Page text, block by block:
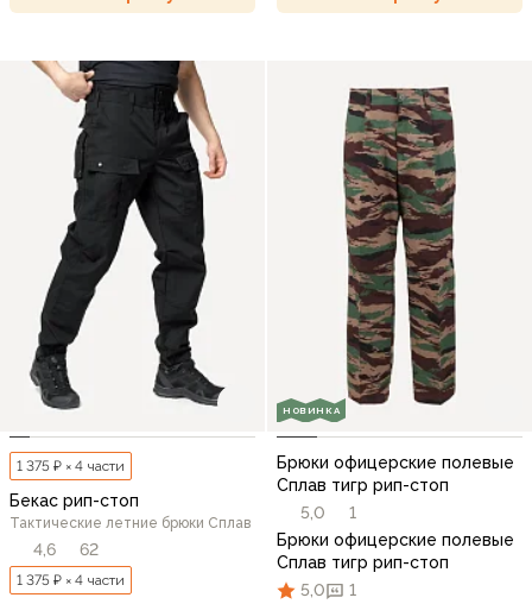
1 375 ₽ × 4 части
Бекас рип-стоп
Тактические летние брюки Сплав
4,6 62
1 375 ₽ × 4 части
НОВИНКА
Брюки офицерские полевые
Сплав тигр рип-стоп
5,0
1
Брюки офицерские полевые
Сплав тигр рип-стоп
5,0
1